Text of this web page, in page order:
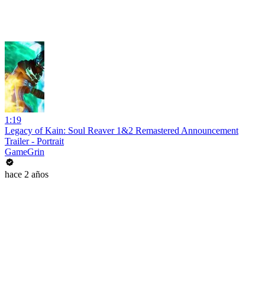
1:19
Legacy of Kain: Soul Reaver 1&2 Remastered Announcement
Trailer - Portrait
GameGrin
hace 2 años